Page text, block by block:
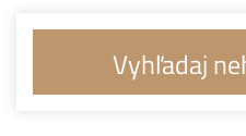
Vyhľadaj